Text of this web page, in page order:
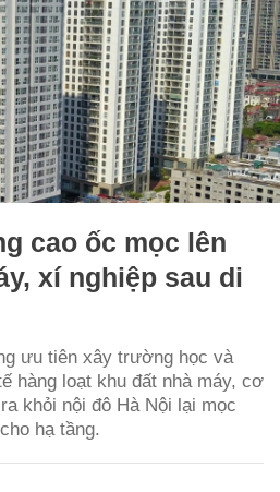
cao ốc mọc lên
xí nghiệp sau di
ưu tiên xây trường học và
hàng loạt khu đất nhà máy, cơ
khỏi nội đô Hà Nội lại mọc
hạ tầng.